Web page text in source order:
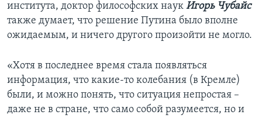
института, доктор философских наук Игорь Чубайс
также думает, что решение Путина было вполне
ожидаемым, и ничего другого произойти не могло.
«Хотя в последнее время стала появляться
информация, что какие-то колебания (в Кремле)
были, и можно понять, что ситуация непростая –
даже не в стране, что само собой разумеется, но и